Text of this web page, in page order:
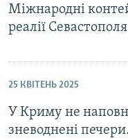
Міжнародні
реалії Севастополя
25 КВІТЕНЬ 2025
У Криму не
зневоднені